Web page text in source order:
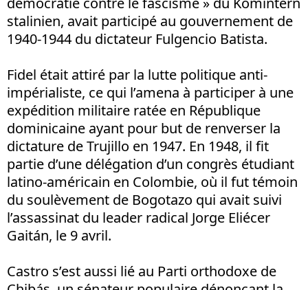
stalinien, avait participé au gouvernement de
1940-1944 du dictateur Fulgencio Batista.
Fidel était attiré par la lutte politique anti-
impérialiste, ce qui l’amena à participer à une
expédition militaire ratée en République
dominicaine ayant pour but de renverser la
dictature de Trujillo en 1947. En 1948, il fit
partie d’une délégation d’un congrès étudiant
latino-américain en Colombie, où il fut témoin
du soulèvement de Bogotazo qui avait suivi
l’assassinat du leader radical Jorge Eliécer
Gaitán, le 9 avril.
Castro s’est aussi lié au Parti orthodoxe de